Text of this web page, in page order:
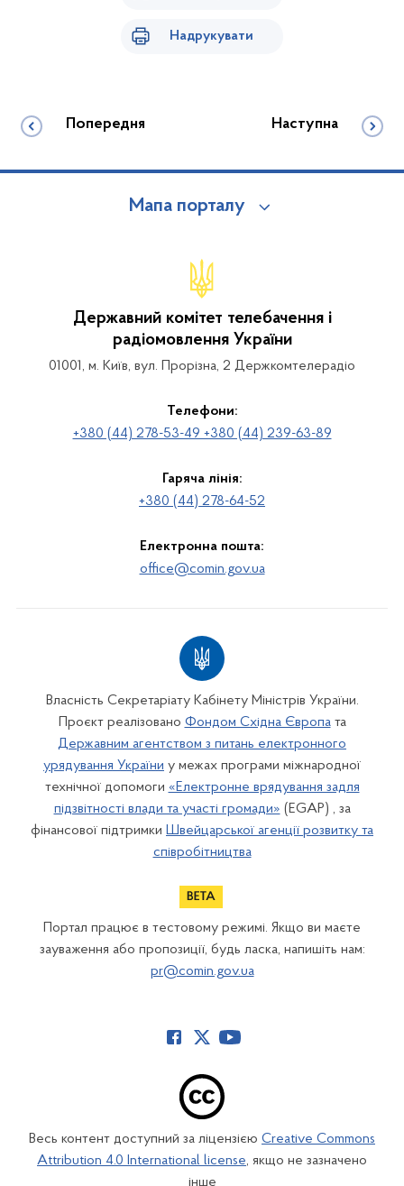
Надрукувати
Попередня Наступна
Мапа порталу
Державний комітет телебачення і
радіомовлення України
01001, м. Київ, вул. Прорізна, 2 Держкомтелерадіо
Телефони:
+380 (44) 278-53-49 +380 (44) 239-63-89
Гаряча лінія:
+380 (44) 278-64-52
Електронна пошта:
office@comin.gov.ua
Власність Секретаріату Кабінету Міністрів України.
Проєкт реалізовано Фондом Східна Європата
Державним агентством з питань електронного
урядування України у межах програми міжнародної
технічної допомоги «Електронне врядування задля
підзвітності влади та участі громади» (EGAP) , за
фінансової підтримки Швейцарської агенції розвитку та
співробітництва
Портал працює в тестовому режимі. Якщо ви маєте
зауваження або пропозиції, будь ласка, напишіть нам:
pr@comin.gov.ua
Весь контент доступний за ліцензією Creative Commons
Attribution 4.0 International license, якщо не зазначено
інше